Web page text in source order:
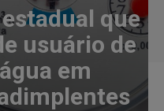
que
usuário de
em